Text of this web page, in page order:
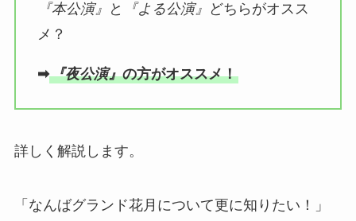
『本公演』 と 『よる公演』 どちらがオスス
メ？
➡︎『夜公演』の方がオススメ！
詳しく解説します。
「なんばグランド花月について更に知りたい！」